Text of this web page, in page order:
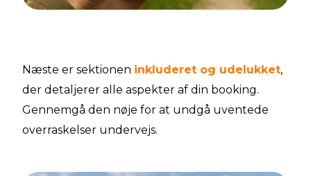
Næste er sektionen inkluderet og udelukket,
der detaljerer alle aspekter af din booking.
Gennemgå den nøje for at undgå uventede
overraskelser undervejs.